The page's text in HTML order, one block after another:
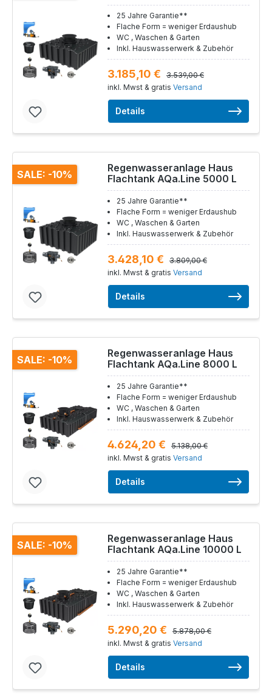
25 Jahre Garantie**
Flache Form = weniger Erdaushub
WC , Waschen & Garten
Inkl. Hauswasserwerk & Zubehör
3.185,10 €
3.539,00 €
inkl. Mwst & gratis Versand
Details
SALE: -10%
Regenwasseranlage Haus
Flachtank AQa.Line 5000 L
25 Jahre Garantie**
Flache Form = weniger Erdaushub
WC , Waschen & Garten
Inkl. Hauswasserwerk & Zubehör
3.428,10 €
3.809,00 €
inkl. Mwst & gratis Versand
Details
SALE: -10%
Regenwasseranlage Haus
Flachtank AQa.Line 8000 L
25 Jahre Garantie**
Flache Form = weniger Erdaushub
WC , Waschen & Garten
Inkl. Hauswasserwerk & Zubehör
4.624,20 €
5.138,00 €
inkl. Mwst & gratis Versand
Details
SALE: -10%
Regenwasseranlage Haus
Flachtank AQa.Line 10000 L
25 Jahre Garantie**
Flache Form = weniger Erdaushub
WC , Waschen & Garten
Inkl. Hauswasserwerk & Zubehör
5.290,20 €
5.878,00 €
inkl. Mwst & gratis Versand
Details